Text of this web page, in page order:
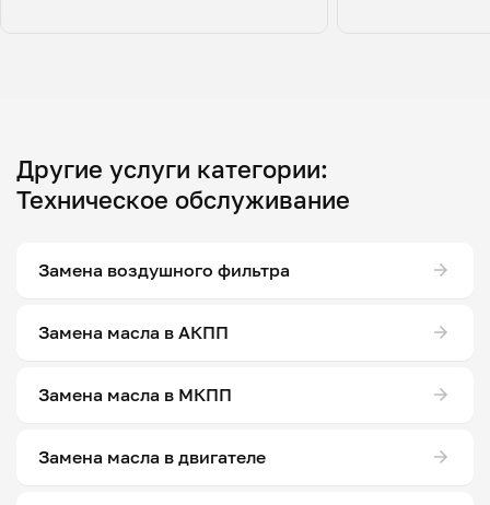
Другие услуги категории:
Техническое обслуживание
Замена воздушного фильтра
Замена масла в АКПП
Замена масла в МКПП
Замена масла в двигателе